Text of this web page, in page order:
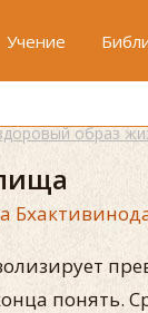
Учение
образ
понять.